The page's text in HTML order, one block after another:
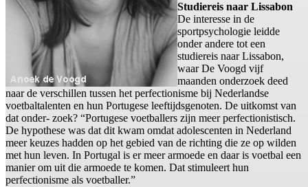
Studiereis naar Lissabon
De interesse in de
sportpsychologie leidde
onder andere tot een
studiereis naar Lissabon,
waar De Voogd vijf
maanden onderzoek deed
naar de verschillen tussen het perfectionisme bij Nederlandse
voetbaltalenten en hun Portugese leeftijdsgenoten. De uitkomst van
dat onder- zoek? “Portugese voetballers zijn meer perfectionistisch.
De hypothese was dat dit kwam omdat adolescenten in Nederland
meer keuzes hadden op het gebied van de richting die ze op wilden
met hun leven. In Portugal is er meer armoede en daar is voetbal een
manier om uit die armoede te komen. Dat stimuleert hun
perfectionisme als voetballer.”